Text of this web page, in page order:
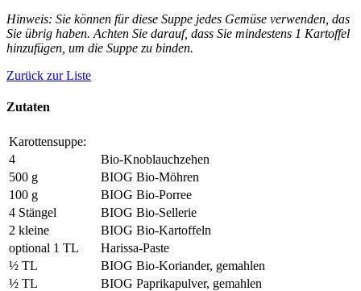
Hinweis: Sie können für diese Suppe jedes Gemüse verwenden, das
Sie übrig haben. Achten Sie darauf, dass Sie mindestens 1 Kartoffel
hinzufügen, um die Suppe zu binden.
Zurück zur Liste
Zutaten
Karottensuppe:
4
Bio-Knoblauchzehen
500 g
BIOG Bio-Möhren
100 g
BIOG Bio-Porree
4 Stängel
BIOG Bio-Sellerie
2 kleine
BIOG Bio-Kartoffeln
optional 1 TL
Harissa-Paste
½ TL
BIOG Bio-Koriander, gemahlen
½ TL
BIOG Paprikapulver, gemahlen